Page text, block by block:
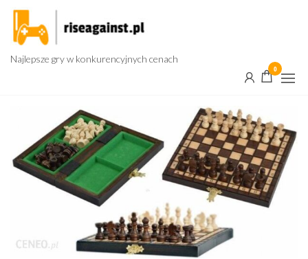
Przejdź
treści
Najlepsze gry w konkurencyjnych cenach
0